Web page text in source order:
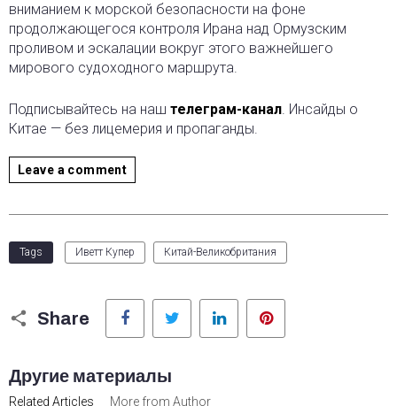
вниманием к морской безопасности на фоне
продолжающегося контроля Ирана над Ормузским
проливом и эскалации вокруг этого важнейшего
мирового судоходного маршрута.
Подписывайтесь на наш телеграм-канал. Инсайды о
Китае — без лицемерия и пропаганды.
Leave a comment
Tags Иветт Купер Китай-Великобритания
Share
Facebook Twitter LinkedIn
Другие материалы
Related Articles More from Author